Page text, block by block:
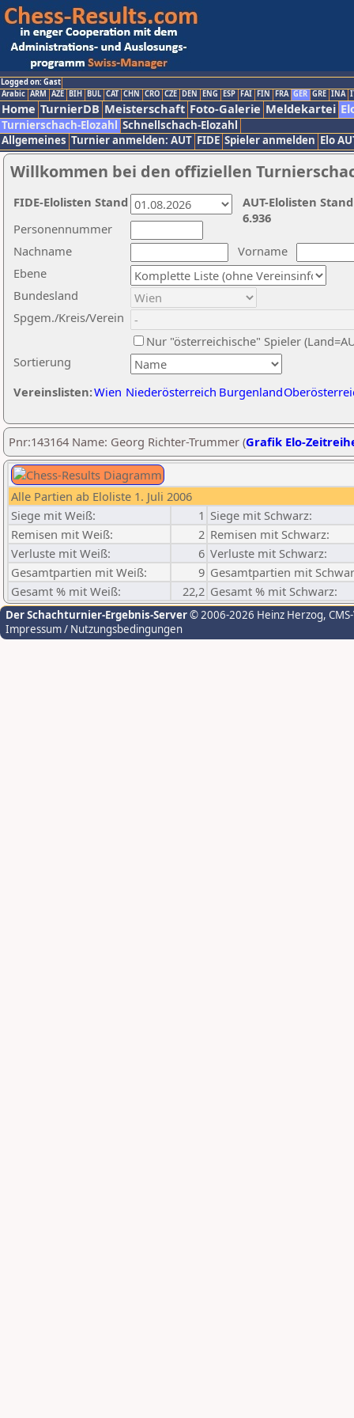
Logged on: Gast
Arabic ARM AZE BIH BUL CAT CHN CRO CZE DEN ENG ESP FAI FIN FRA GER GRE INA
Home TurnierDB Meisterschaft Foto-Galerie Meldekartei
Turnierschach-Elozahl Schnellschach-Elozahl
Allgemeines Turnier anmelden: AUT FIDE Spieler anmelden Elo
Willkommen bei den offiziellen
Nachname
Vorname
Ebene
Sortierung
Personennummer
Bundesland
Spgem./Kreis/Verein
Nur "österreichische" Spieler
Vereinslisten:Wien Niederösterreich Burgenland
AUT-Elolisten
6.936
FIDE-Elolisten Stand
Pnr:143164 Name: Georg Richter-Trummer (Grafik Elo-
Alle Partien ab Eloliste 1. Juli 2006
Siege mit Weiß:
1 Siege mit Schwarz:
Remisen mit Weiß:
2 Remisen mit Schwarz:
Verluste mit Weiß:
6 Verluste mit Schwarz:
Gesamtpartien mit Weiß:
9 Gesamtpartien mit
Gesamt % mit Weiß:
22,2 Gesamt % mit Schwarz:
Der Schachturnier-Ergebnis-Server© 2006-2026 Heinz Herzog,
Impressum / Nutzungsbedingungen